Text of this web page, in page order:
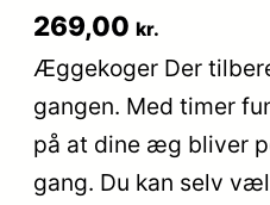
Bedømt
som4.6
ud af 5
baseret på
36
kundebedø
269,00 kr.
Æggekoger Der
gangen. Med timer
på at dine æg bliver
gang. Du kan selv